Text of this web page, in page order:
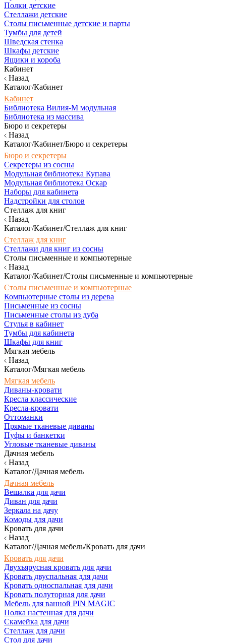
Полки детские
Стеллажи детские
Столы письменные детские и парты
Тумбы для детей
Шведская стенка
Шкафы детские
Ящики и короба
Кабинет
Назад
Каталог/Кабинет
Кабинет
Библиотека Вилия-М модульная
Библиотека из массива
Бюро и секретеры
Назад
Каталог/Кабинет/Бюро и секретеры
Бюро и секретеры
Секретеры из сосны
Модульная библиотека Купава
Модульная библиотека Оскар
Наборы для кабинета
Надстройки для столов
Стеллаж для книг
Назад
Каталог/Кабинет/Стеллаж для книг
Стеллаж для книг
Стеллажи для книг из сосны
Столы письменные и компьютерные
Назад
Каталог/Кабинет/Столы письменные и компьютерные
Столы письменные и компьютерные
Компьютерные столы из дерева
Письменные из сосны
Письменные столы из дуба
Стулья в кабинет
Тумбы для кабинета
Шкафы для книг
Мягкая мебель
Назад
Каталог/Мягкая мебель
Мягкая мебель
Диваны-кровати
Кресла классические
Кресла-кровати
Оттоманки
Прямые тканевые диваны
Пуфы и банкетки
Угловые тканевые диваны
Дачная мебель
Назад
Каталог/Дачная мебель
Дачная мебель
Вешалка для дачи
Диван для дачи
Зеркала на дачу
Комоды для дачи
Кровать для дачи
Назад
Каталог/Дачная мебель/Кровать для дачи
Кровать для дачи
Двухъярусная кровать для дачи
Кровать двуспальная для дачи
Кровать односпальная для дачи
Кровать полуторная для дачи
Мебель для ванной PIN MAGIC
Полка настенная для дачи
Скамейка для дачи
Стеллаж для дачи
Стол для дачи